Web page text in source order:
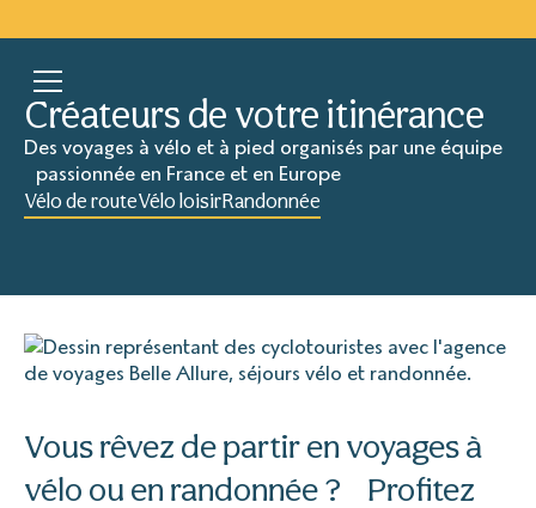
Créateurs de votre itinérance
Des voyages à vélo et à pied organisés par une équipe
passionnée en France et en Europe
Vélo de routeVélo loisirRandonnée
Vous rêvez de partir en voyages à
vélo ou en randonnée ? Profitez